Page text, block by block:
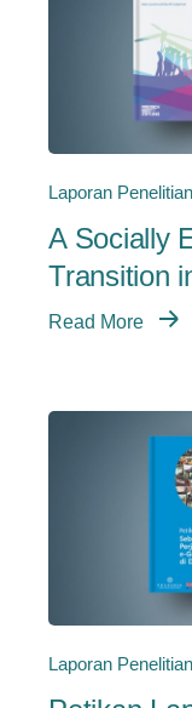
Laporan Penelitian
A Socially
Transition
Read More
Laporan Penelitian